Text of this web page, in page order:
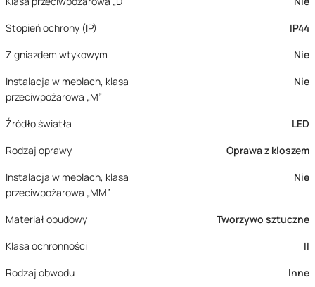
Stopień ochrony (IP)
IP44
Z gniazdem wtykowym
Nie
Instalacja w meblach, klasa
przeciwpożarowa „M”
Nie
Źródło światła
LED
Rodzaj oprawy
Oprawa z kloszem
Instalacja w meblach, klasa
przeciwpożarowa „MM”
Nie
Materiał obudowy
Tworzywo sztuczne
Klasa ochronności
II
Rodzaj obwodu
Inne